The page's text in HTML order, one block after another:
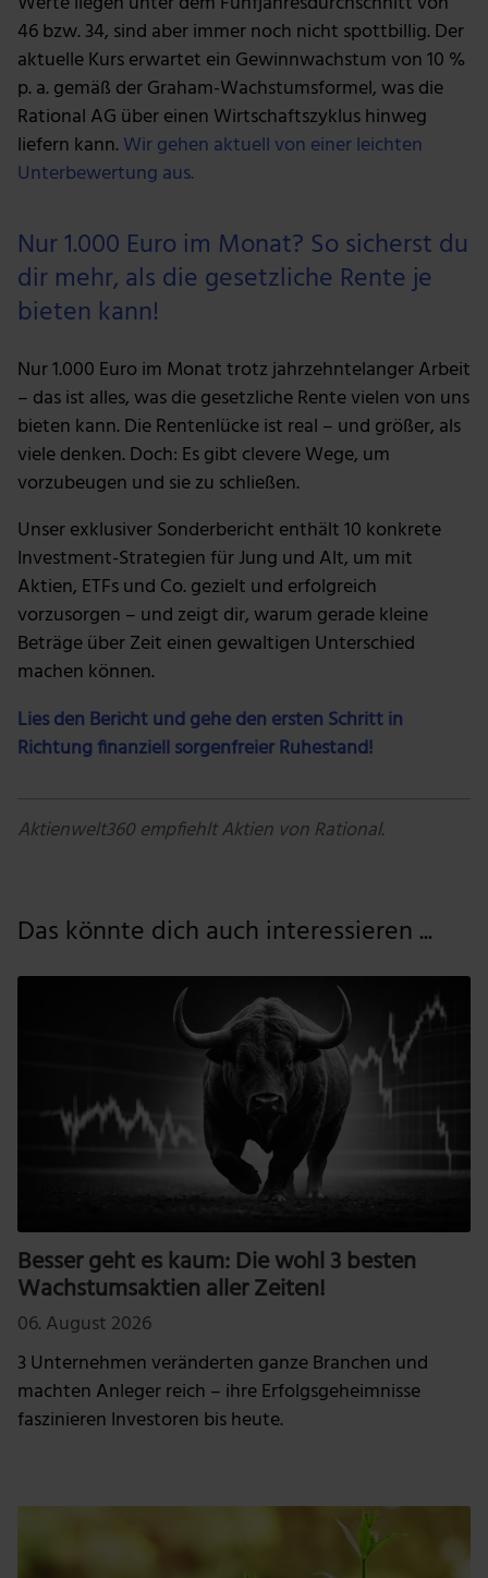
Nutzung der Dienste gesammelt haben.
46 bzw. 34, sind aber immer noch nicht spottbillig. Der
aktuelle Kurs erwartet ein Gewinnwachstum von 10 %
p. a. gemäß der Graham-Wachstumsformel, was die
Rational AG über einen Wirtschaftszyklus hinweg
liefern kann.Wir gehen aktuell von einer leichten
Unterbewertung aus.
Nur 1.000 Euro im Monat? So sicherst du
dir mehr, als die gesetzliche Rente je
bieten kann!
Nur 1.000 Euro im Monat trotz jahrzehntelanger Arbeit
– das ist alles, was die gesetzliche Rente vielen von uns
bieten kann. Die Rentenlücke ist real – und größer, als
viele denken. Doch: Es gibt clevere Wege, um
vorzubeugen und sie zu schließen.
Unser exklusiver Sonderbericht enthält 10 konkrete
Investment-Strategien für Jung und Alt, um mit
Aktien, ETFs und Co. gezielt und erfolgreich
vorzusorgen – und zeigt dir, warum gerade kleine
Beträge über Zeit einen gewaltigen Unterschied
machen können.
Lies den Bericht und gehe den ersten Schritt in
Richtung finanziell sorgenfreier Ruhestand!
Aktienwelt360 empfiehlt Aktien von Rational.
Das könnte dich auch interessieren ...
Besser geht es kaum: Die wohl 3 besten
Wachstumsaktien aller Zeiten!
06. August 2026
3 Unternehmen veränderten ganze Branchen und
machten Anleger reich – ihre Erfolgsgeheimnisse
faszinieren Investoren bis heute.